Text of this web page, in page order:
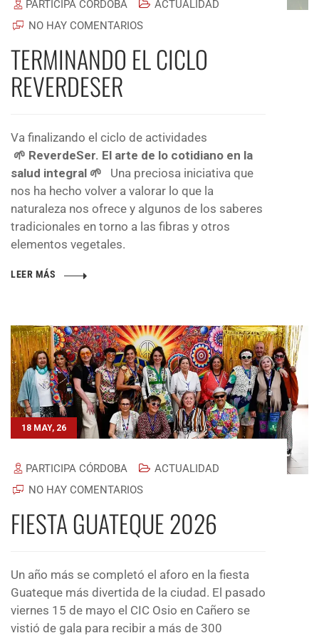
PARTICIPA CÓRDOBA
ACTUALIDAD
NO HAY COMENTARIOS
TERMINANDO EL CICLO
REVERDESER
Va finalizando el ciclo de actividades
🌱 ReverdeSer. El arte de lo cotidiano en la
salud integral 🌱 Una preciosa iniciativa que
nos ha hecho volver a valorar lo que la
naturaleza nos ofrece y algunos de los saberes
tradicionales en torno a las fibras y otros
elementos vegetales.
LEER MÁS
18 MAY, 26
PARTICIPA CÓRDOBA
ACTUALIDAD
NO HAY COMENTARIOS
FIESTA GUATEQUE 2026
Un año más se completó el aforo en la fiesta
Guateque más divertida de la ciudad. El pasado
viernes 15 de mayo el CIC Osio en Cañero se
vistió de gala para recibir a más de 300